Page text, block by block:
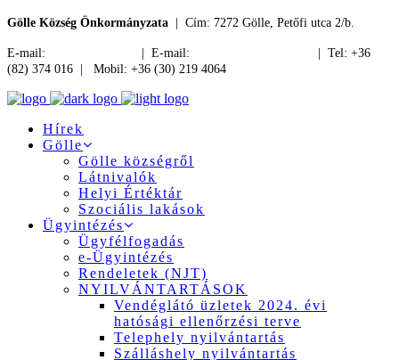
Gölle Község Önkormányzata | Cím: 7272 Gölle, Petőfi utca 2/b.
E-mail: | E-mail:
| Tel: +36
(82) 374 016 | Mobil: +36 (30) 219 4064
Hírek
Gölle
Gölle községről
Látnivalók
Helyi Értéktár
Szociális lakások
Ügyintézés
Ügyfélfogadás
e-Ügyintézés
Rendeletek (NJT)
NYILVÁNTARTÁSOK
Vendéglátó üzletek 2024. évi
hatósági ellenőrzési terve
Telephely nyilvántartás
Szálláshely nyilvántartás